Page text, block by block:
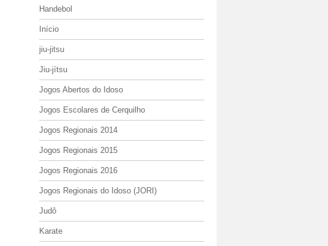
Handebol
Início
jiu-jitsu
Jiu-jítsu
Jogos Abertos do Idoso
Jogos Escolares de Cerquilho
Jogos Regionais 2014
Jogos Regionais 2015
Jogos Regionais 2016
Jogos Regionais do Idoso (JORI)
Judô
Karate